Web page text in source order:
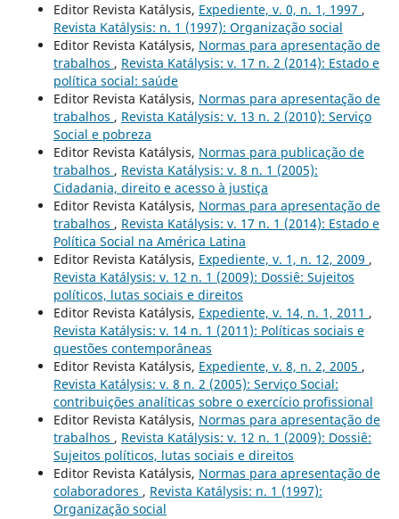
Editor Revista Katálysis, Expediente, v. 0, n. 1, 1997 ,
Revista Katálysis: n. 1 (1997): Organização social
Editor Revista Katálysis, Normas para apresentação de
trabalhos , Revista Katálysis: v. 17 n. 2 (2014): Estado e
política social: saúde
Editor Revista Katálysis, Normas para apresentação de
trabalhos , Revista Katálysis: v. 13 n. 2 (2010): Serviço
Social e pobreza
Editor Revista Katálysis, Normas para publicação de
trabalhos , Revista Katálysis: v. 8 n. 1 (2005):
Cidadania, direito e acesso à justiça
Editor Revista Katálysis, Normas para apresentação de
trabalhos , Revista Katálysis: v. 17 n. 1 (2014): Estado e
Política Social na América Latina
Editor Revista Katálysis, Expediente, v. 1, n. 12, 2009 ,
Revista Katálysis: v. 12 n. 1 (2009): Dossiê: Sujeitos
políticos, lutas sociais e direitos
Editor Revista Katálysis, Expediente, v. 14, n. 1, 2011 ,
Revista Katálysis: v. 14 n. 1 (2011): Políticas sociais e
questões contemporâneas
Editor Revista Katálysis, Expediente, v. 8, n. 2, 2005 ,
Revista Katálysis: v. 8 n. 2 (2005): Serviço Social:
contribuições analíticas sobre o exercício profissional
Editor Revista Katálysis, Normas para apresentação de
trabalhos , Revista Katálysis: v. 12 n. 1 (2009): Dossiê:
Sujeitos políticos, lutas sociais e direitos
Editor Revista Katálysis, Normas para apresentação de
colaboradores , Revista Katálysis: n. 1 (1997):
Organização social